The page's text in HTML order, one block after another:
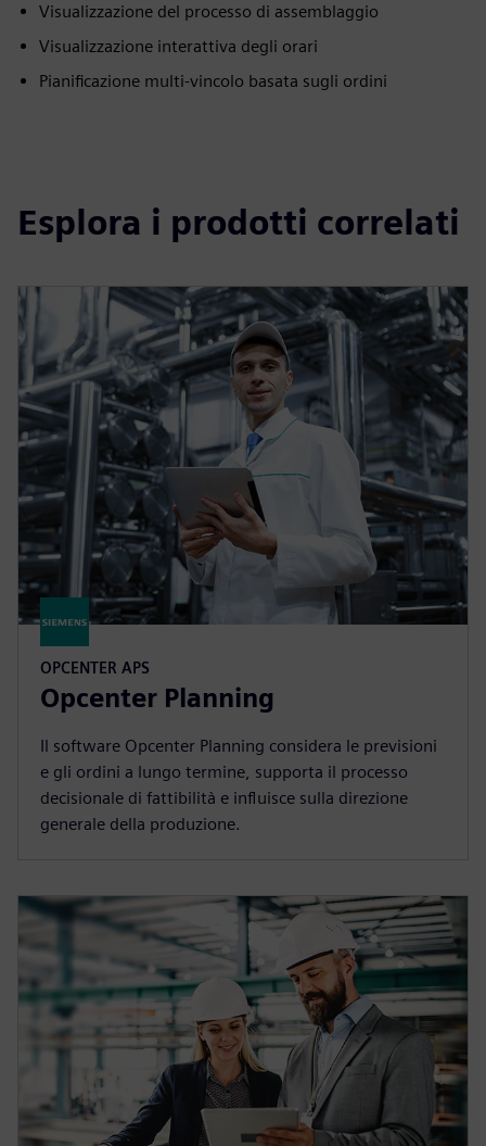
Visualizzazione del processo di assemblaggio
Visualizzazione interattiva degli orari
Pianificazione multi-vincolo basata sugli ordini
Esplora i prodotti correlati
OPCENTER APS
Opcenter Planning
Il software Opcenter Planning considera le previsioni
e gli ordini a lungo termine, supporta il processo
decisionale di fattibilità e influisce sulla direzione
generale della produzione.